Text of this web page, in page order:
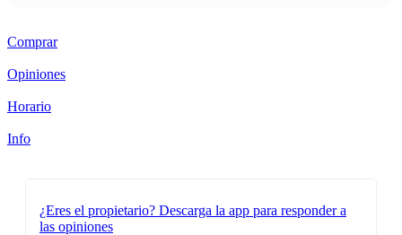
Comprar
Opiniones
Horario
Info
¿Eres el propietario? Descarga la app para responder a
las opiniones